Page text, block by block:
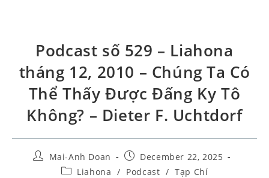
Podcast số 529 – Liahona
tháng 12, 2010 – Chúng Ta Có
Thể Thấy Được Đấng Ky Tô
Không? – Dieter F. Uchtdorf
Mai-Anh Doan
December 22, 2025
Liahona / Podcast / Tạp Chí